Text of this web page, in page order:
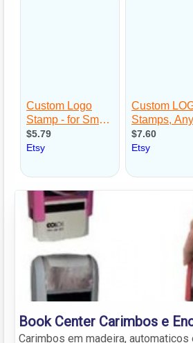
Book Center Carimbos e
Carimbos em madeira,